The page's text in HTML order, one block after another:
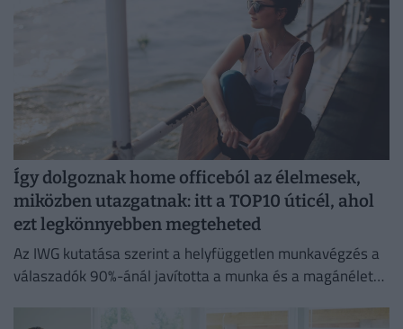
Így dolgoznak home officeból az élelmesek,
miközben utazgatnak: itt a TOP10 úticél, ahol
ezt legkönnyebben megteheted
Az IWG kutatása szerint a helyfüggetlen munkavégzés a
válaszadók 90%-ánál javította a munka és a magánélet